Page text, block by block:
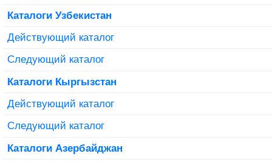
Каталоги Узбекистан
Действующий каталог
Следующий каталог
Каталоги Кыргызстан
Действующий каталог
Следующий каталог
Каталоги Азербайджан